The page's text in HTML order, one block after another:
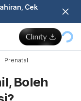
Cek
Prenatal
Boleh